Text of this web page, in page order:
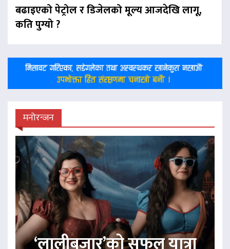
बढाइएको पेट्रोल र डिजेलको मूल्य आजदेखि लागू,
कति पुग्यो ?
मनोरन्जन